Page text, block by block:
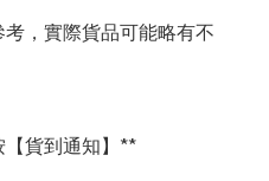
，實際貨品可能略有不
【貨到通知】**